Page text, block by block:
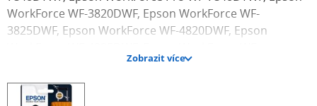
WorkForce WF-3820DWF, Epson WorkForce WF-
3825DWF, Epson WorkForce WF-4820DWF, Epson
Zobrazit více